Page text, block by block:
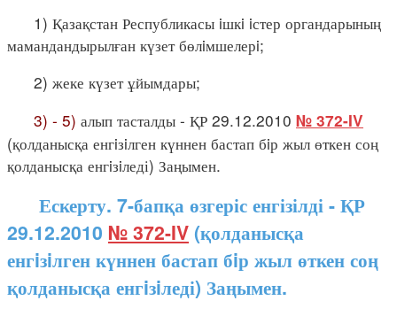
1) Қазақстан Республикасы iшкi iстер органдарының
мамандандырылған күзет бөлiмшелерi;
2) жеке күзет ұйымдары;
3) - 5) алып тасталды - ҚР 29.12.2010 № 372-IV
(қолданысқа енгiзiлген күннен бастап бiр жыл өткен соң
қолданысқа енгiзiледі) Заңымен.
Ескерту. 7-бапқа өзгеріс енгізілді - ҚР
29.12.2010 № 372-IV (қолданысқа
енгiзiлген күннен бастап бiр жыл өткен соң
қолданысқа енгiзiледі) Заңымен.